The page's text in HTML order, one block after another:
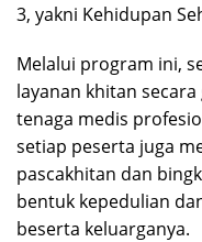
3, yakni Kehidupan
Melalui program ini,
layanan khitan
tenaga medis
setiap peserta juga
pascakhitan dan
bentuk kepedulian
beserta keluarganya.